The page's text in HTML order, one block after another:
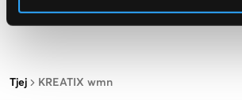
Tjej KREATIX wmn